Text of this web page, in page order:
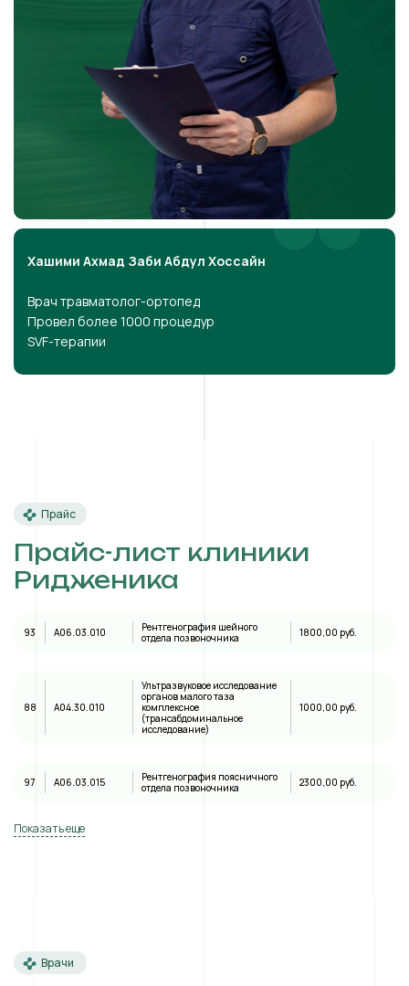
Хашими Ахмад Заби Абдул Хоссайн
Врач травматолог-ортопед
Провел более 1000 процедур
SVF-терапии
Прайс
Прайс-лист клиники
Ридженика
93 A06.03.010
Рентгенография шейного
отдела позвоночника
1800,00 руб.
88 А04.30.010
Ультразвуковое исследование
органов малого таза
комплексное
(трансабдоминальное
исследование)
1000,00 руб.
97 A06.03.015
Рентгенография поясничного
отдела позвоночника
2300,00 руб.
Показать еще
Врачи